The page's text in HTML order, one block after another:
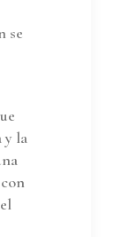
se
y la